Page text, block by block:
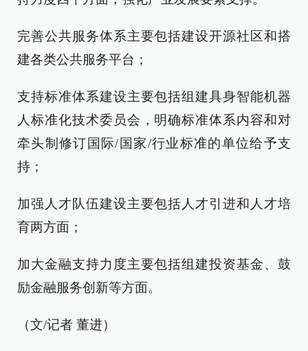
完善公共服务体系主要包括建设开源社区和搭
建各类公共服务平台；
支持标准体系建设主要包括组建具身智能机器
人标准化技术委员会，明确标准体系内容和对
牵头制修订国际/国家/行业标准的单位给予支
持；
加强人才队伍建设主要包括人才引进和人才培
育两方面；
加大金融支持力度主要包括组建投资基金、鼓
励金融服务创新等方面。
（文/记者 董进）